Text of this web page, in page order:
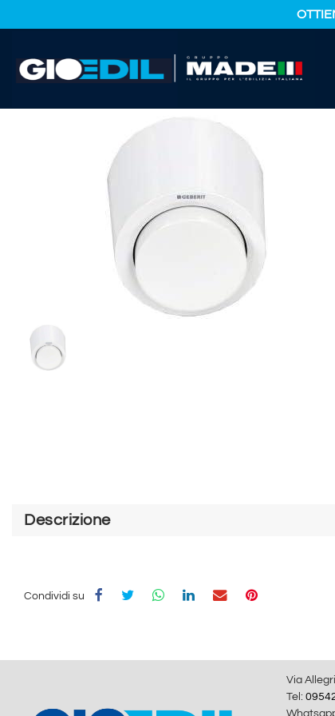
HOME
CATALOGO PRODOTTI IDRAULICA E TERMOIDRAULICA
Descrizione
Condividi su
Via
Tel: